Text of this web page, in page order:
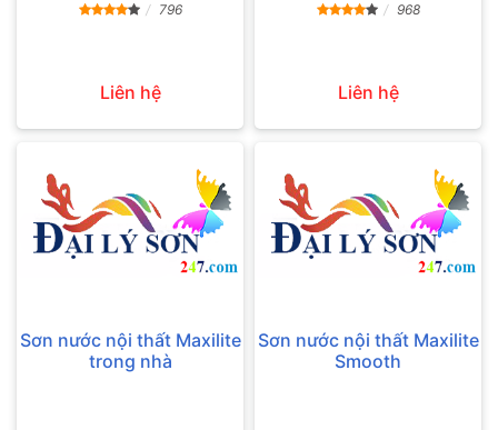
796
Liên hệ
968
Liên hệ
Sơn nước nội thất Maxilite
trong nhà
Sơn nước nội thất Maxilite
Smooth